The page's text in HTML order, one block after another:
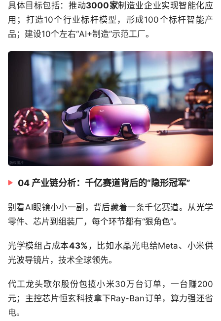
具体目标包括：推动3000家制造业企业实现智能化应
用；打造10个行业标杆模型，形成100个标杆智能产
品；建设10个左右“AI+制造”示范工厂。
04 产业链分析：千亿赛道背后的“隐形冠军”
别看AI眼镜小小一副，背后藏着一条千亿赛道。从光学
零件、芯片到组装厂，每个环节都有“狠角色”。
光学模组占成本43% ，比如水晶光电给Meta、小米供
光波导镜片，技术全球领先。
代工龙头歌尔股份包揽小米30万台订单，一台赚200
元；主控芯片恒玄科技拿下Ray-Ban订单，算力强还省
电。